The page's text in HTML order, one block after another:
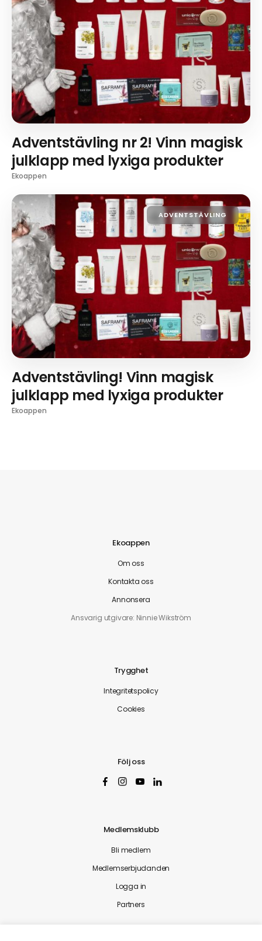
Adventstävling nr 2! Vinn magisk
julklapp med lyxiga produkter
Ekoappen
ADVENTSTÄVLING
Adventstävling! Vinn magisk
julklapp med lyxiga produkter
Ekoappen
Ekoappen
Om oss
Kontakta oss
Annonsera
Ansvarig utgivare: Ninnie Wikström
Trygghet
Integritetspolicy
Cookies
Följ oss
Medlemsklubb
Bli medlem
Medlemserbjudanden
Logga in
Partners